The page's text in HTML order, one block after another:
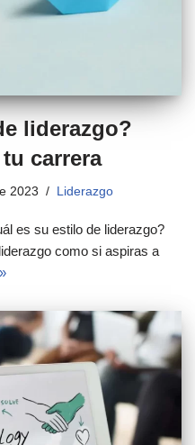
liderazgo?
carrera
2023 Liderazgo
es su estilo de liderazgo?
como si aspiras a